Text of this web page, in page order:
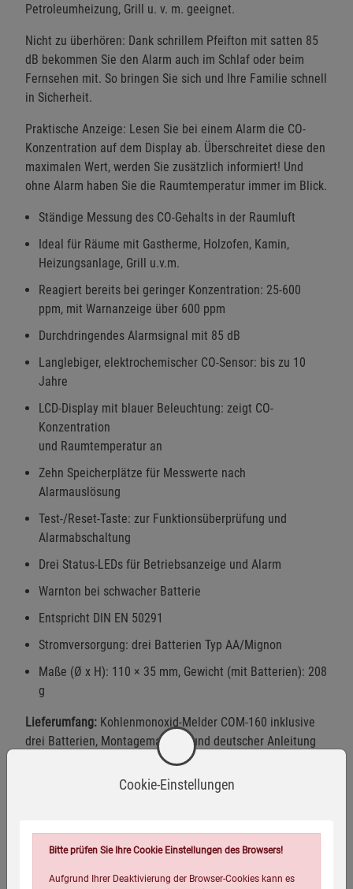
Petroleumheizung, Grill u. v. m. geeignet.
Nicht zu überhören: Dank schrillem Pfeifton mit satten 85
dB bekommen Sie den Alarm auch im Schlaf oder beim
Fernsehen mit. So bringen Sie sich und Ihre Familie schnell
in Sicherheit.
Praktische Anzeige: Lesen Sie bei einem Alarm die CO-
Konzentration auf dem Display ab. Überschreitet diese den
maximalen Wert, werden Sie zusätzlich informiert! Und
ohne Alarm haben Sie die Raumtemperatur immer im Blick.
Ständige Messung des CO-Gehalts in der Raumluft
Ideal für Räume mit Gastherme, Holzofen, Kamin,
Heizungsanlage, Grill u.v.m.
Reagiert bereits bei geringer Konzentration: 25-600
ppm, mit Warnanzeige über 600 ppm
Durchdringendes Alarmsignal mit 85 dB
Langlebiger, elektrochemischer CO-Sensor: bis zu 10
Jahre
LCD-Display mit blauer Beleuchtung: zeigt CO-
Konzentration
und Raumtemperatur an
Zehn Speicherplätze für Messwerte nach
Alarmauslösung
Test-/Reset-Taste: zur Funktionsüberprüfung und
Alarmabschaltung
Drei Status-LEDs für Betriebsanzeige und Alarm
Warnton bei schwacher Batterie
Entspricht DIN EN 50291
Stromversorgung: drei Batterien Typ AA/Mignon
Maße (Ø x H): 110 × 35 mm, Gewicht (mit Batterien): 208
g
Lieferumfang: Kohlenmonoxid-Melder COM-160 inklusive
drei Batterien, Montagematerial und deutscher Anleitung
Warnhinweise / Sicherheitsinformationen
Warnhinweise
Cookie-Einstellungen
Bitte prüfen Sie Ihre Cookie Einstellungen des Browsers!
Aufgrund Ihrer Deaktivierung der Browser-Cookies kann es